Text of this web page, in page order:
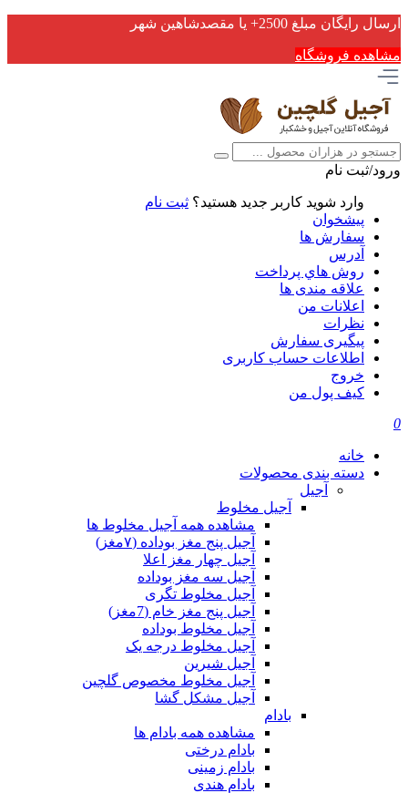
ارسال رایگان مبلغ 2500+ یا مقصدشاهین شهر
مشاهده فروشگاه
ورود/ثبت نام
وارد شوید کاربر جدید هستید؟ ثبت نام
پیشخوان
سفارش ها
آدرس
روش هاي پرداخت
علاقه مندی ها
اعلانات من
نظرات
پیگیری سفارش
اطلاعات حساب كاربری
خروج
کیف پول من
0
خانه
دسته بندی محصولات
آجیل
آجیل مخلوط
مشاهده همه آجیل مخلوط ها
آجیل پنج مغز بوداده (۷مغز)
آجیل چهار مغز اعلا
آجیل سه مغز بوداده
آجیل مخلوط تگری
آجیل پنج مغز خام (7مغز)
آجیل مخلوط بوداده
آجیل مخلوط درجه یک
آجیل شیرین
آجیل مخلوط مخصوص گلچین
آجیل مشکل گشا
بادام
مشاهده همه بادام ها
بادام درختی
بادام زمینی
بادام هندی